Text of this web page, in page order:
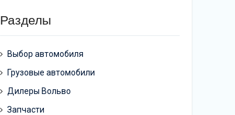
Разделы
Выбор автомобиля
Грузовые автомобили
Дилеры Вольво
Запчасти